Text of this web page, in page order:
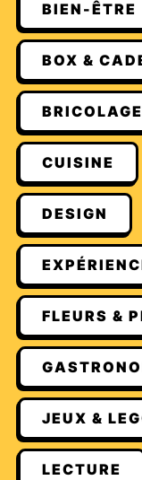
BIEN-ÊTRE
BOX &
BRICOLAGE
CUISINE
DESIGN
FLEURS &
JEUX &
LECTURE